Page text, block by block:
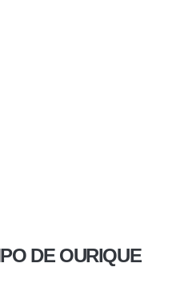
DE OURIQUE